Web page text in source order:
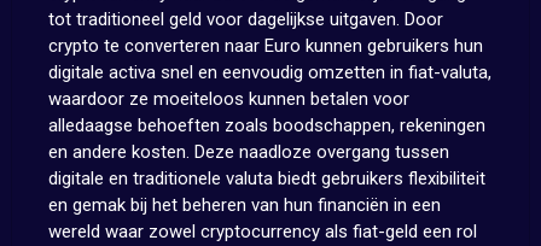
tot traditioneel geld voor dagelijkse uitgaven. Door
crypto te converteren naar Euro kunnen gebruikers hun
digitale activa snel en eenvoudig omzetten in fiat-valuta,
waardoor ze moeiteloos kunnen betalen voor
alledaagse behoeften zoals boodschappen, rekeningen
en andere kosten. Deze naadloze overgang tussen
digitale en traditionele valuta biedt gebruikers flexibiliteit
en gemak bij het beheren van hun financiën in een
wereld waar zowel cryptocurrency als fiat-geld een rol